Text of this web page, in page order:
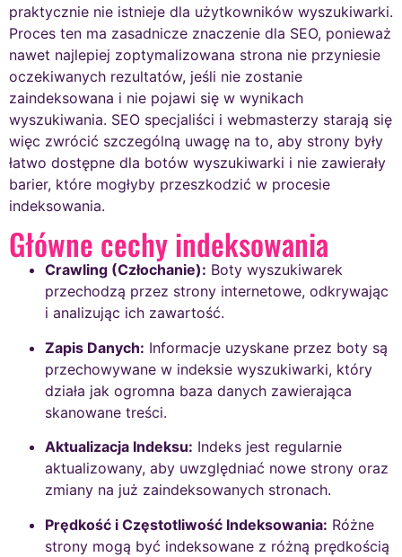
praktycznie nie istnieje dla użytkowników wyszukiwarki.
Proces ten ma zasadnicze znaczenie dla SEO, ponieważ
nawet najlepiej zoptymalizowana strona nie przyniesie
oczekiwanych rezultatów, jeśli nie zostanie
zaindeksowana i nie pojawi się w wynikach
wyszukiwania. SEO specjaliści i webmasterzy starają się
więc zwrócić szczególną uwagę na to, aby strony były
łatwo dostępne dla botów wyszukiwarki i nie zawierały
barier, które mogłyby przeszkodzić w procesie
indeksowania.
Główne cechy indeksowania
Crawling (Człochanie): Boty wyszukiwarek
przechodzą przez strony internetowe, odkrywając
i analizując ich zawartość.
Zapis Danych: Informacje uzyskane przez boty są
przechowywane w indeksie wyszukiwarki, który
działa jak ogromna baza danych zawierająca
skanowane treści.
Aktualizacja Indeksu: Indeks jest regularnie
aktualizowany, aby uwzględniać nowe strony oraz
zmiany na już zaindeksowanych stronach.
Prędkość i Częstotliwość Indeksowania: Różne
strony mogą być indeksowane z różną prędkością